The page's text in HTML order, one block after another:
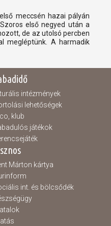
meccsén hazai pályán
első negyed után a
de az utolsó percben
megléptünk. A harmadik
intézmények
lehetőségek
klub
játékok
Márton kártya
int. és bölcsődék